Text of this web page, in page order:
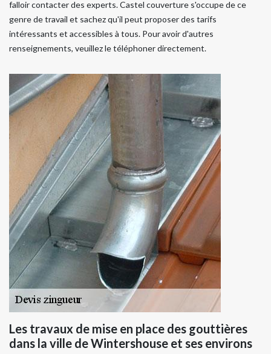
falloir contacter des experts. Castel couverture s'occupe de ce
genre de travail et sachez qu'il peut proposer des tarifs
intéressants et accessibles à tous. Pour avoir d'autres
renseignements, veuillez le téléphoner directement.
Les travaux de mise en place des gouttières
dans la ville de Wintershouse et ses environs